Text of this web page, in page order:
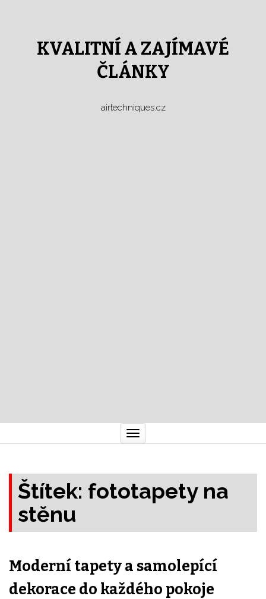
KVALITNÍ A ZAJÍMAVÉ
ČLÁNKY
airtechniques.cz
Toggle
navigation
Štítek: fototapety na
stěnu
Moderní tapety a samolepící
dekorace do každého pokoje